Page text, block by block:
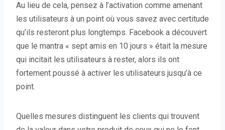
Au lieu de cela, pensez à l’activation comme amenant
les utilisateurs à un point où vous savez avec certitude
qu’ils resteront plus longtemps. Facebook a découvert
que le mantra « sept amis en 10 jours » était la mesure
qui incitait les utilisateurs à rester, alors ils ont
fortement poussé à activer les utilisateurs jusqu’à ce
point.
Quelles mesures distinguent les clients qui trouvent